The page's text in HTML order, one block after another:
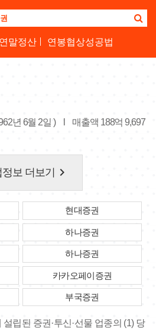
연말정산 연봉협상성공법
년 6월 2일 )
매출액 188억 9,697
보 더보기 keyboard_arrow_right
현대증권
하나증권
하나증권
카카오페이증권
부국증권
립된 증권·투신·선물 업종의 (1) 당